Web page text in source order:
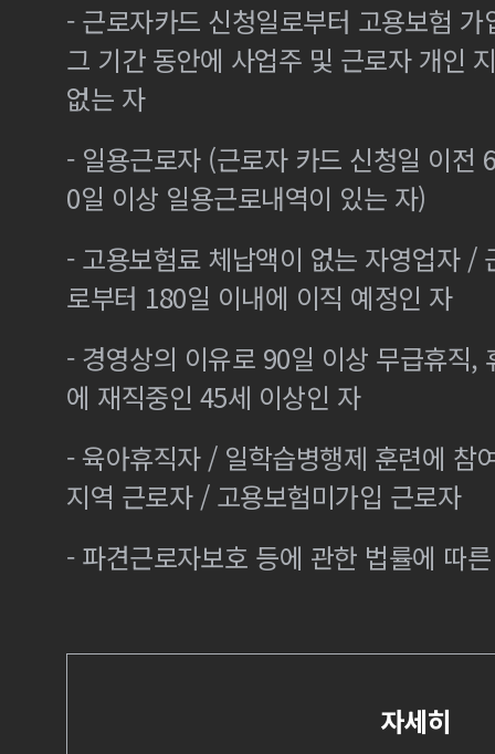
- 근로자카드 신청일로부터 고용보험
그 기간 동안에 사업주 및 근로자 개인
없는 자
- 일용근로자 (근로자 카드 신청일 이전
0일 이상 일용근로내역이 있는 자)
- 고용보험료 체납액이 없는 자영업자 /
로부터 180일 이내에 이직 예정인 자
- 경영상의 이유로 90일 이상 무급휴직,
에 재직중인 45세 이상인 자
- 육아휴직자 / 일학습병행제 훈련에 참
지역 근로자 / 고용보험미가입 근로자
- 파견근로자보호 등에 관한 법률에 따
자세히